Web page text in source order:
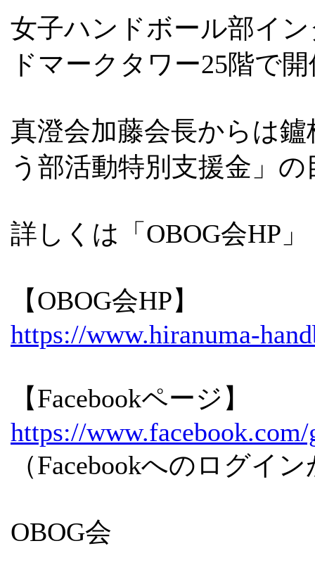
女子ハンドボール部イ
ドマークタワー25階で
真澄会加藤会長からは
う部活動特別支援金」
詳しくは「OBOG会HP
【OBOG会HP】
https://www.hiranuma-
【Facebookページ】
https://www.facebook.com/
（Facebookへのログイ
OBOG会